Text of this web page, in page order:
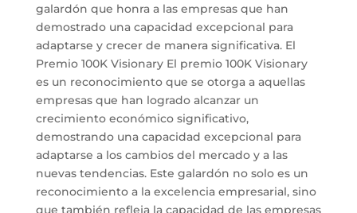
galardón que honra a las empresas que han
demostrado una capacidad excepcional para
adaptarse y crecer de manera significativa. El
Premio 100K Visionary El premio 100K Visionary
es un reconocimiento que se otorga a aquellas
empresas que han logrado alcanzar un
crecimiento económico significativo,
demostrando una capacidad excepcional para
adaptarse a los cambios del mercado y a las
nuevas tendencias. Este galardón no solo es un
reconocimiento a la excelencia empresarial, sino
que también refleja la capacidad de las empresas